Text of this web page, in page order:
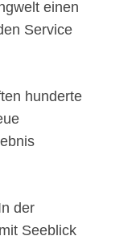
einen
Service
hunderte
der
mit Seeblick